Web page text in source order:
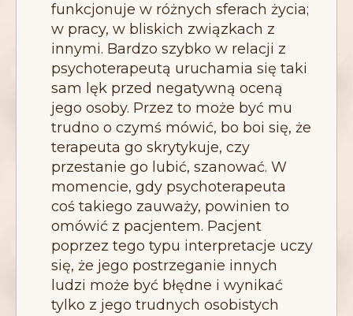
funkcjonuje w różnych sferach życia;
w pracy, w bliskich związkach z
innymi. Bardzo szybko w relacji z
psychoterapeutą uruchamia się taki
sam lęk przed negatywną oceną
jego osoby. Przez to może być mu
trudno o czymś mówić, bo boi się, że
terapeuta go skrytykuje, czy
przestanie go lubić, szanować. W
momencie, gdy psychoterapeuta
coś takiego zauważy, powinien to
omówić z pacjentem. Pacjent
poprzez tego typu interpretacje uczy
się, że jego postrzeganie innych
ludzi może być błędne i wynikać
tylko z jego trudnych osobistych